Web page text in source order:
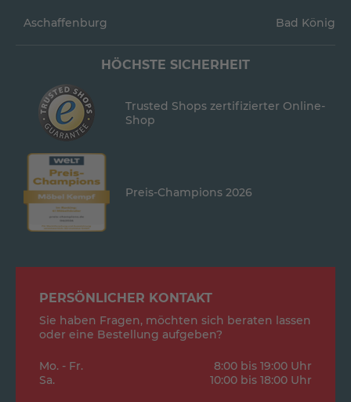
Aschaffenburg Bad König
HÖCHSTE SICHERHEIT
Trusted Shops zertifizierter Online-
Shop
Preis-Champions 2026
PERSÖNLICHER KONTAKT
Sie haben Fragen, möchten sich beraten lassen
oder eine Bestellung aufgeben?
Mo. - Fr.
8:00 bis 19:00 Uhr
Sa.
10:00 bis 18:00 Uhr